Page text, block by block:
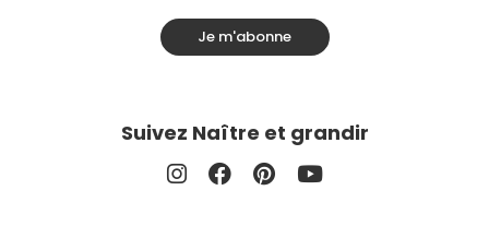
Je m'abonne
Suivez Naître et grandir